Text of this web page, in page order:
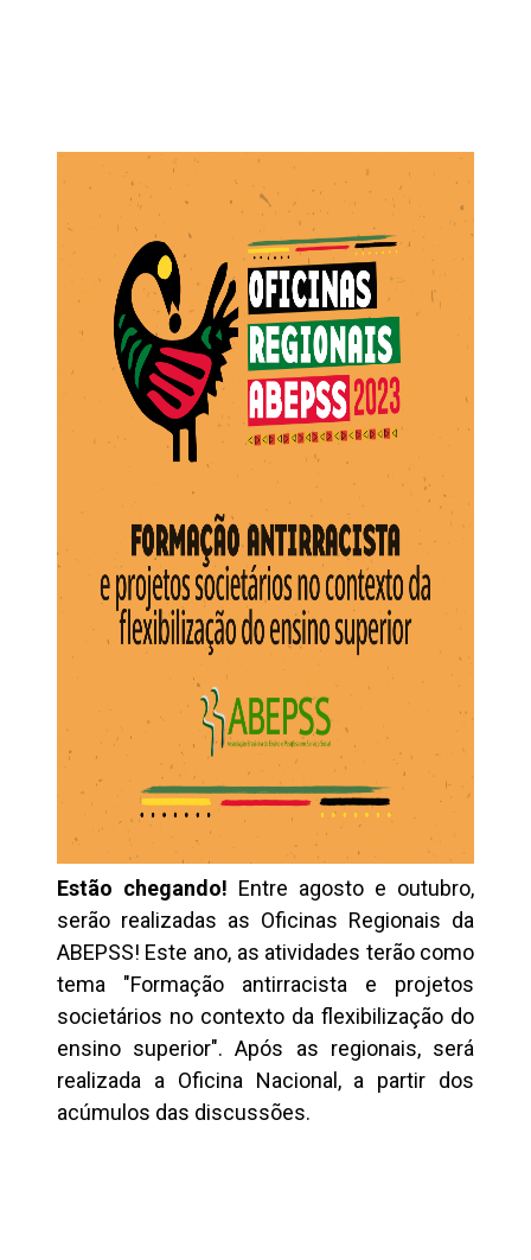
Estão chegando! Entre agosto e outubro,
serão realizadas as Oficinas Regionais da
ABEPSS! Este ano, as atividades terão como
tema "Formação antirracista e projetos
societários no contexto da flexibilização do
ensino superior". Após as regionais, será
realizada a Oficina Nacional, a partir dos
acúmulos das discussões.